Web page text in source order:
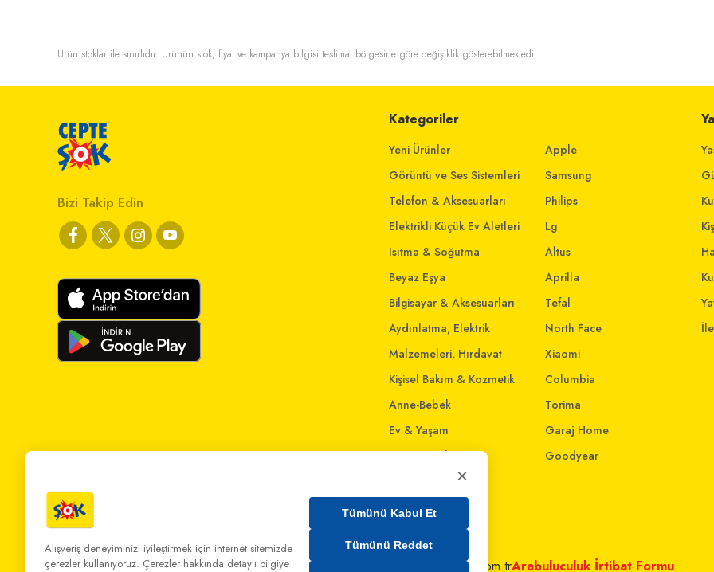
Ürün stoklar ile sınırlıdır. Ürünün stok, fiyat ve kampanya bilgisi teslimat bölgesine göre değişiklik gösterebilmektedir.
Bizi Takip Edin
Kategoriler
Yeni Ürünler
Görüntü ve Ses Sistemleri
Telefon & Aksesuarları
Elektrikli Küçük Ev Aletleri
Isıtma & Soğutma
Beyaz Eşya
Bilgisayar & Aksesuarları
Aydınlatma, Elektrik
Malzemeleri, Hırdavat
Kişisel Bakım & Kozmetik
Anne-Bebek
Ev & Yaşam
Giyim ve Aksesuar
Ev İnterneti
Apple
Samsung
Philips
Lg
Altus
Aprilla
Tefal
North Face
Xiaomi
Columbia
Torima
Garaj Home
Goodyear
Bizi Arayın:0 850 808 00 00Bize Yazın: musterihizmetleri@mim.sokmarket.com.trArabuluculuk İrtibat Formu
×
Alışveriş deneyiminizi iyileştirmek için internet sitemizde
çerezler kullanıyoruz. Çerezler hakkında detaylı bilgiye
Tümünü Kabul Et
Tümünü Reddet